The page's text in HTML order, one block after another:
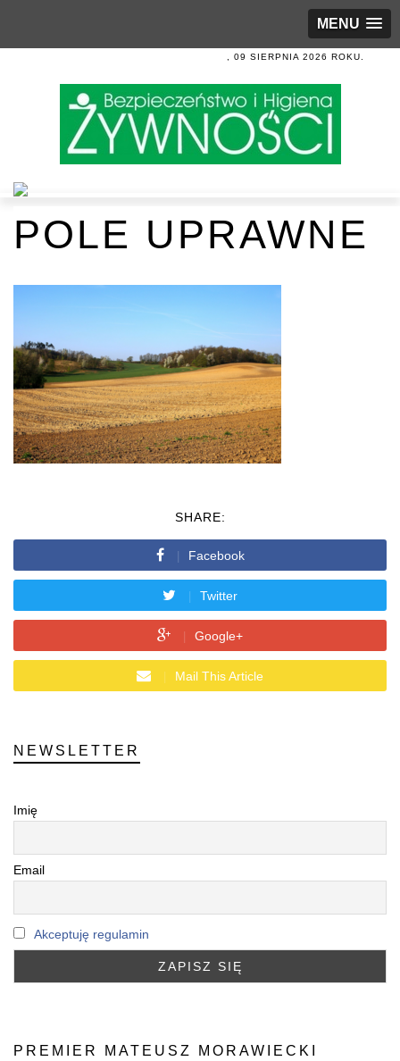
MENU
, 09 SIERPNIA 2026 ROKU.
POLE UPRAWNE
SHARE:
Facebook
Twitter
Google+
Mail This Article
NEWSLETTER
Imię
Email
Akceptuję regulamin
PREMIER MATEUSZ MORAWIECKI